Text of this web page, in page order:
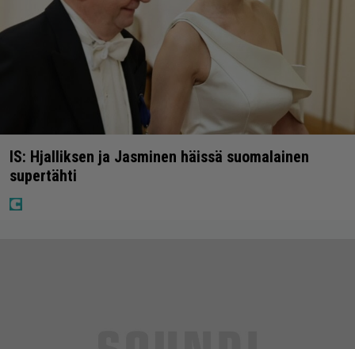
IS: Hjalliksen ja Jasminen häissä suomalainen
supertähti